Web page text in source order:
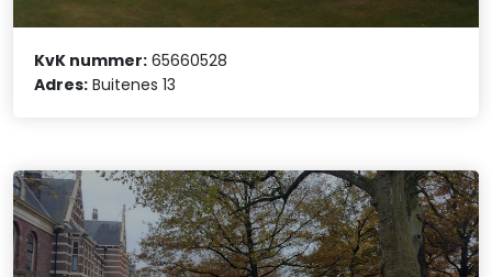
KvK nummer: 65660528
Adres: Buitenes 13